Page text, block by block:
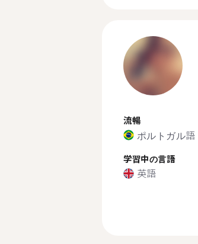
流暢
ポルトガル語
学習中の言語
英語